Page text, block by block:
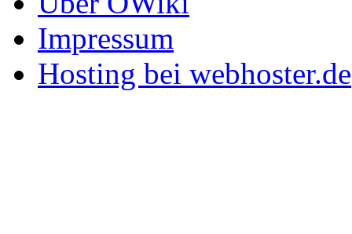
Impressum
Hosting bei webhoster.de